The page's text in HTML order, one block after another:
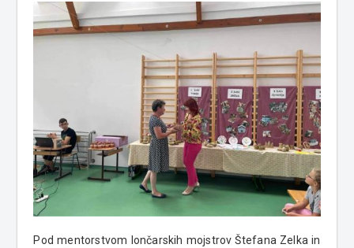
Pod mentorstvom lončarskih mojstrov Štefana Zelka in